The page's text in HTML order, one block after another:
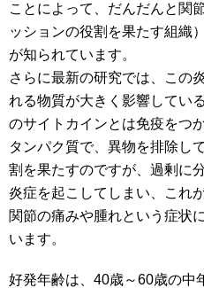
ことによって、だんだんと関
ッションの役割を果たす組織
が知られています。
さらに最新の研究では、この
れる物質が大きく影響してい
のサイトカインとは免疫をつ
タンパク質で、異物を排除し
割を果たすのですが、過剰に
炎症を起こしてしまい、これ
関節の痛みや腫れという症状
います。
好発年齢は、40歳～60歳の中